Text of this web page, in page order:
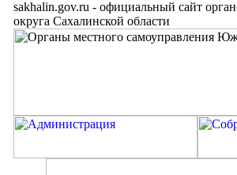
sakhalin.gov.ru - официальный сайт
округа Сахалинской области